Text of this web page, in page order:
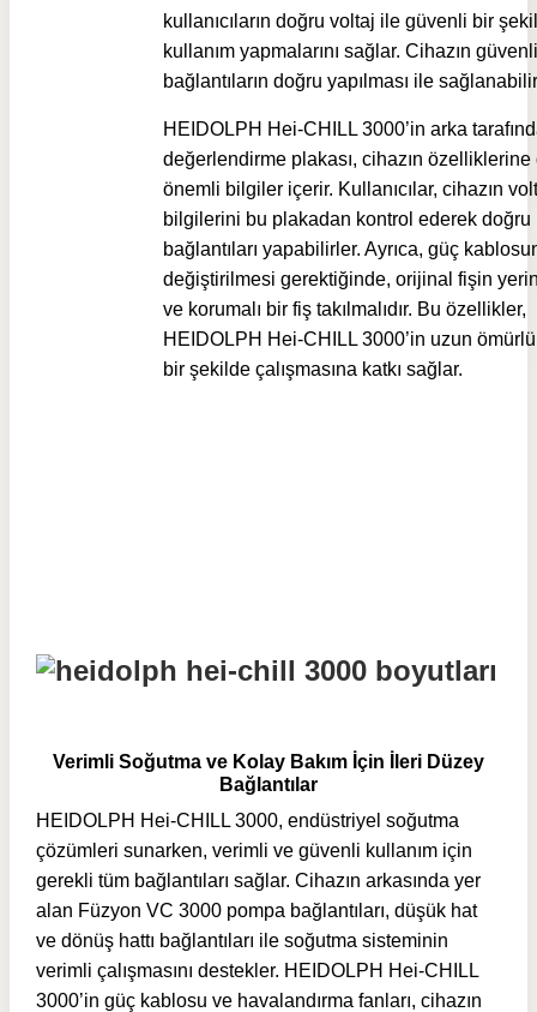
kullanıcıların doğru voltaj ile güvenli bir
kullanım yapmalarını sağlar. Cihazın
bağlantıların doğru yapılması ile
HEIDOLPH Hei-CHILL 3000’in arka
değerlendirme plakası, cihazın özelliklerine
önemli bilgiler içerir. Kullanıcılar, cihazın
bilgilerini bu plakadan kontrol ederek doğru
bağlantıları yapabilirler. Ayrıca, güç
değiştirilmesi gerektiğinde, orijinal fişin
ve korumalı bir fiş takılmalıdır. Bu özellikler,
HEIDOLPH Hei-CHILL 3000’in uzun
bir şekilde çalışmasına katkı sağlar.
Verimli Soğutma ve Kolay Bakım İçin İleri Düzey
Bağlantılar
HEIDOLPH Hei-CHILL 3000, endüstriyel soğutma
çözümleri sunarken, verimli ve güvenli kullanım için
gerekli tüm bağlantıları sağlar. Cihazın arkasında yer
alan Füzyon VC 3000 pompa bağlantıları, düşük hat
ve dönüş hattı bağlantıları ile soğutma sisteminin
verimli çalışmasını destekler. HEIDOLPH Hei-CHILL
3000’in güç kablosu ve havalandırma fanları, cihazın